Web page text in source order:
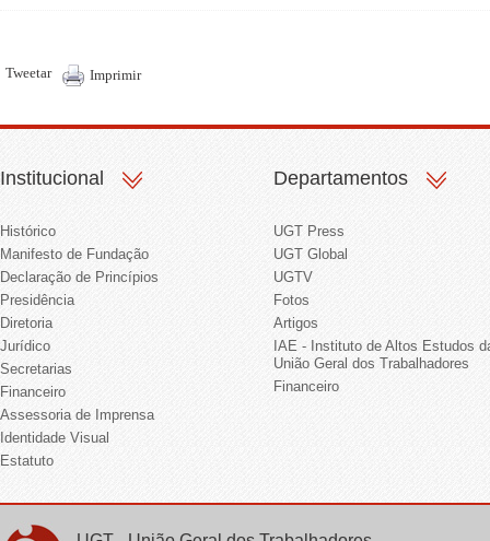
Tweetar Imprimir
Institucional
Histórico
Manifesto de Fundação
Declaração de Princípios
Presidência
Diretoria
Jurídico
Secretarias
Financeiro
Assessoria de Imprensa
Identidade Visual
Estatuto
Departamentos
UGT Press
UGT Global
UGTV
Fotos
Artigos
IAE - Instituto de Altos Estudos
União Geral dos Trabalhadores
Financeiro